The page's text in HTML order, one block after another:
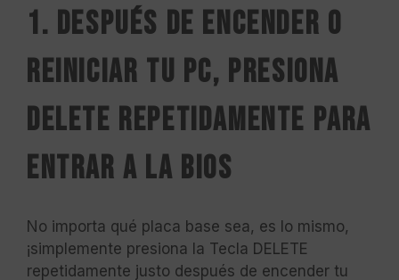
1. Después de encender o
reiniciar tu PC, presiona
DELETE repetidamente para
entrar a la BIOS
No importa qué placa base sea, es lo mismo,
¡simplemente presiona la Tecla DELETE
repetidamente justo después de encender tu